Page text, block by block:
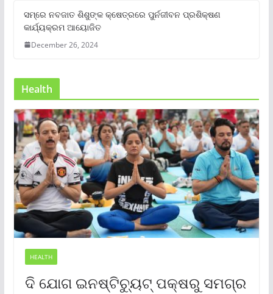
ସମ୍‌ରେ ନବଜାତ ଶିଶୁଙ୍କ କ୍ଷେତ୍ରରେ ପୁର୍ନଜୀବନ ପ୍ରଶିକ୍ଷଣ
କାର୍ଯ୍ୟକ୍ରମ ଆୟୋଜିତ
December 26, 2024
Health
HEALTH
ଦି ଯୋଗ ଇନଷ୍ଟିଚ୍ୟୁଟ୍ ପକ୍ଷରୁ ସମଗ୍ର